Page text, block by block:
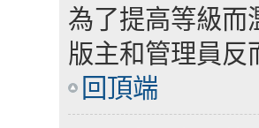
為了提高等級而
版主和管理員反
回頂端